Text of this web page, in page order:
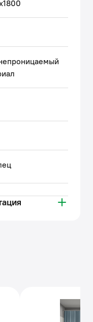
IDDIS® – 1 год.